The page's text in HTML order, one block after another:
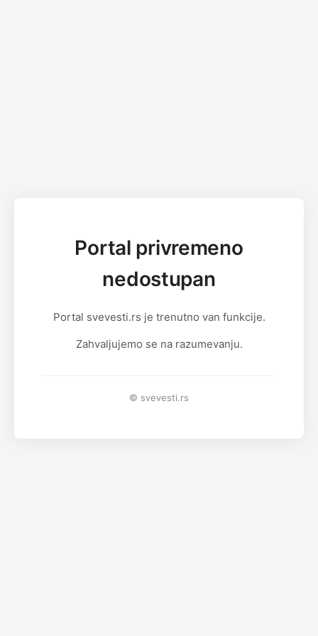
Portal privremeno
nedostupan
Portal svevesti.rs je trenutno van funkcije.
Zahvaljujemo se na razumevanju.
© svevesti.rs